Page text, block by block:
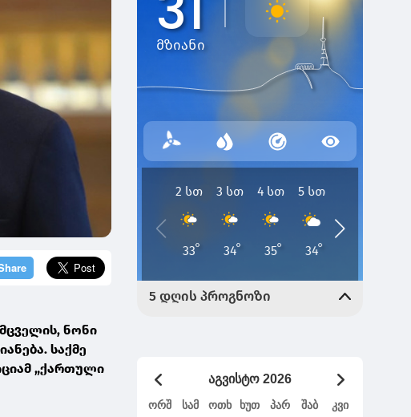
ნონი
საქმე
„ქართული
აგვისტო 2026
ორშ სამ ოთხ ხუთ პარ შაბ კვი